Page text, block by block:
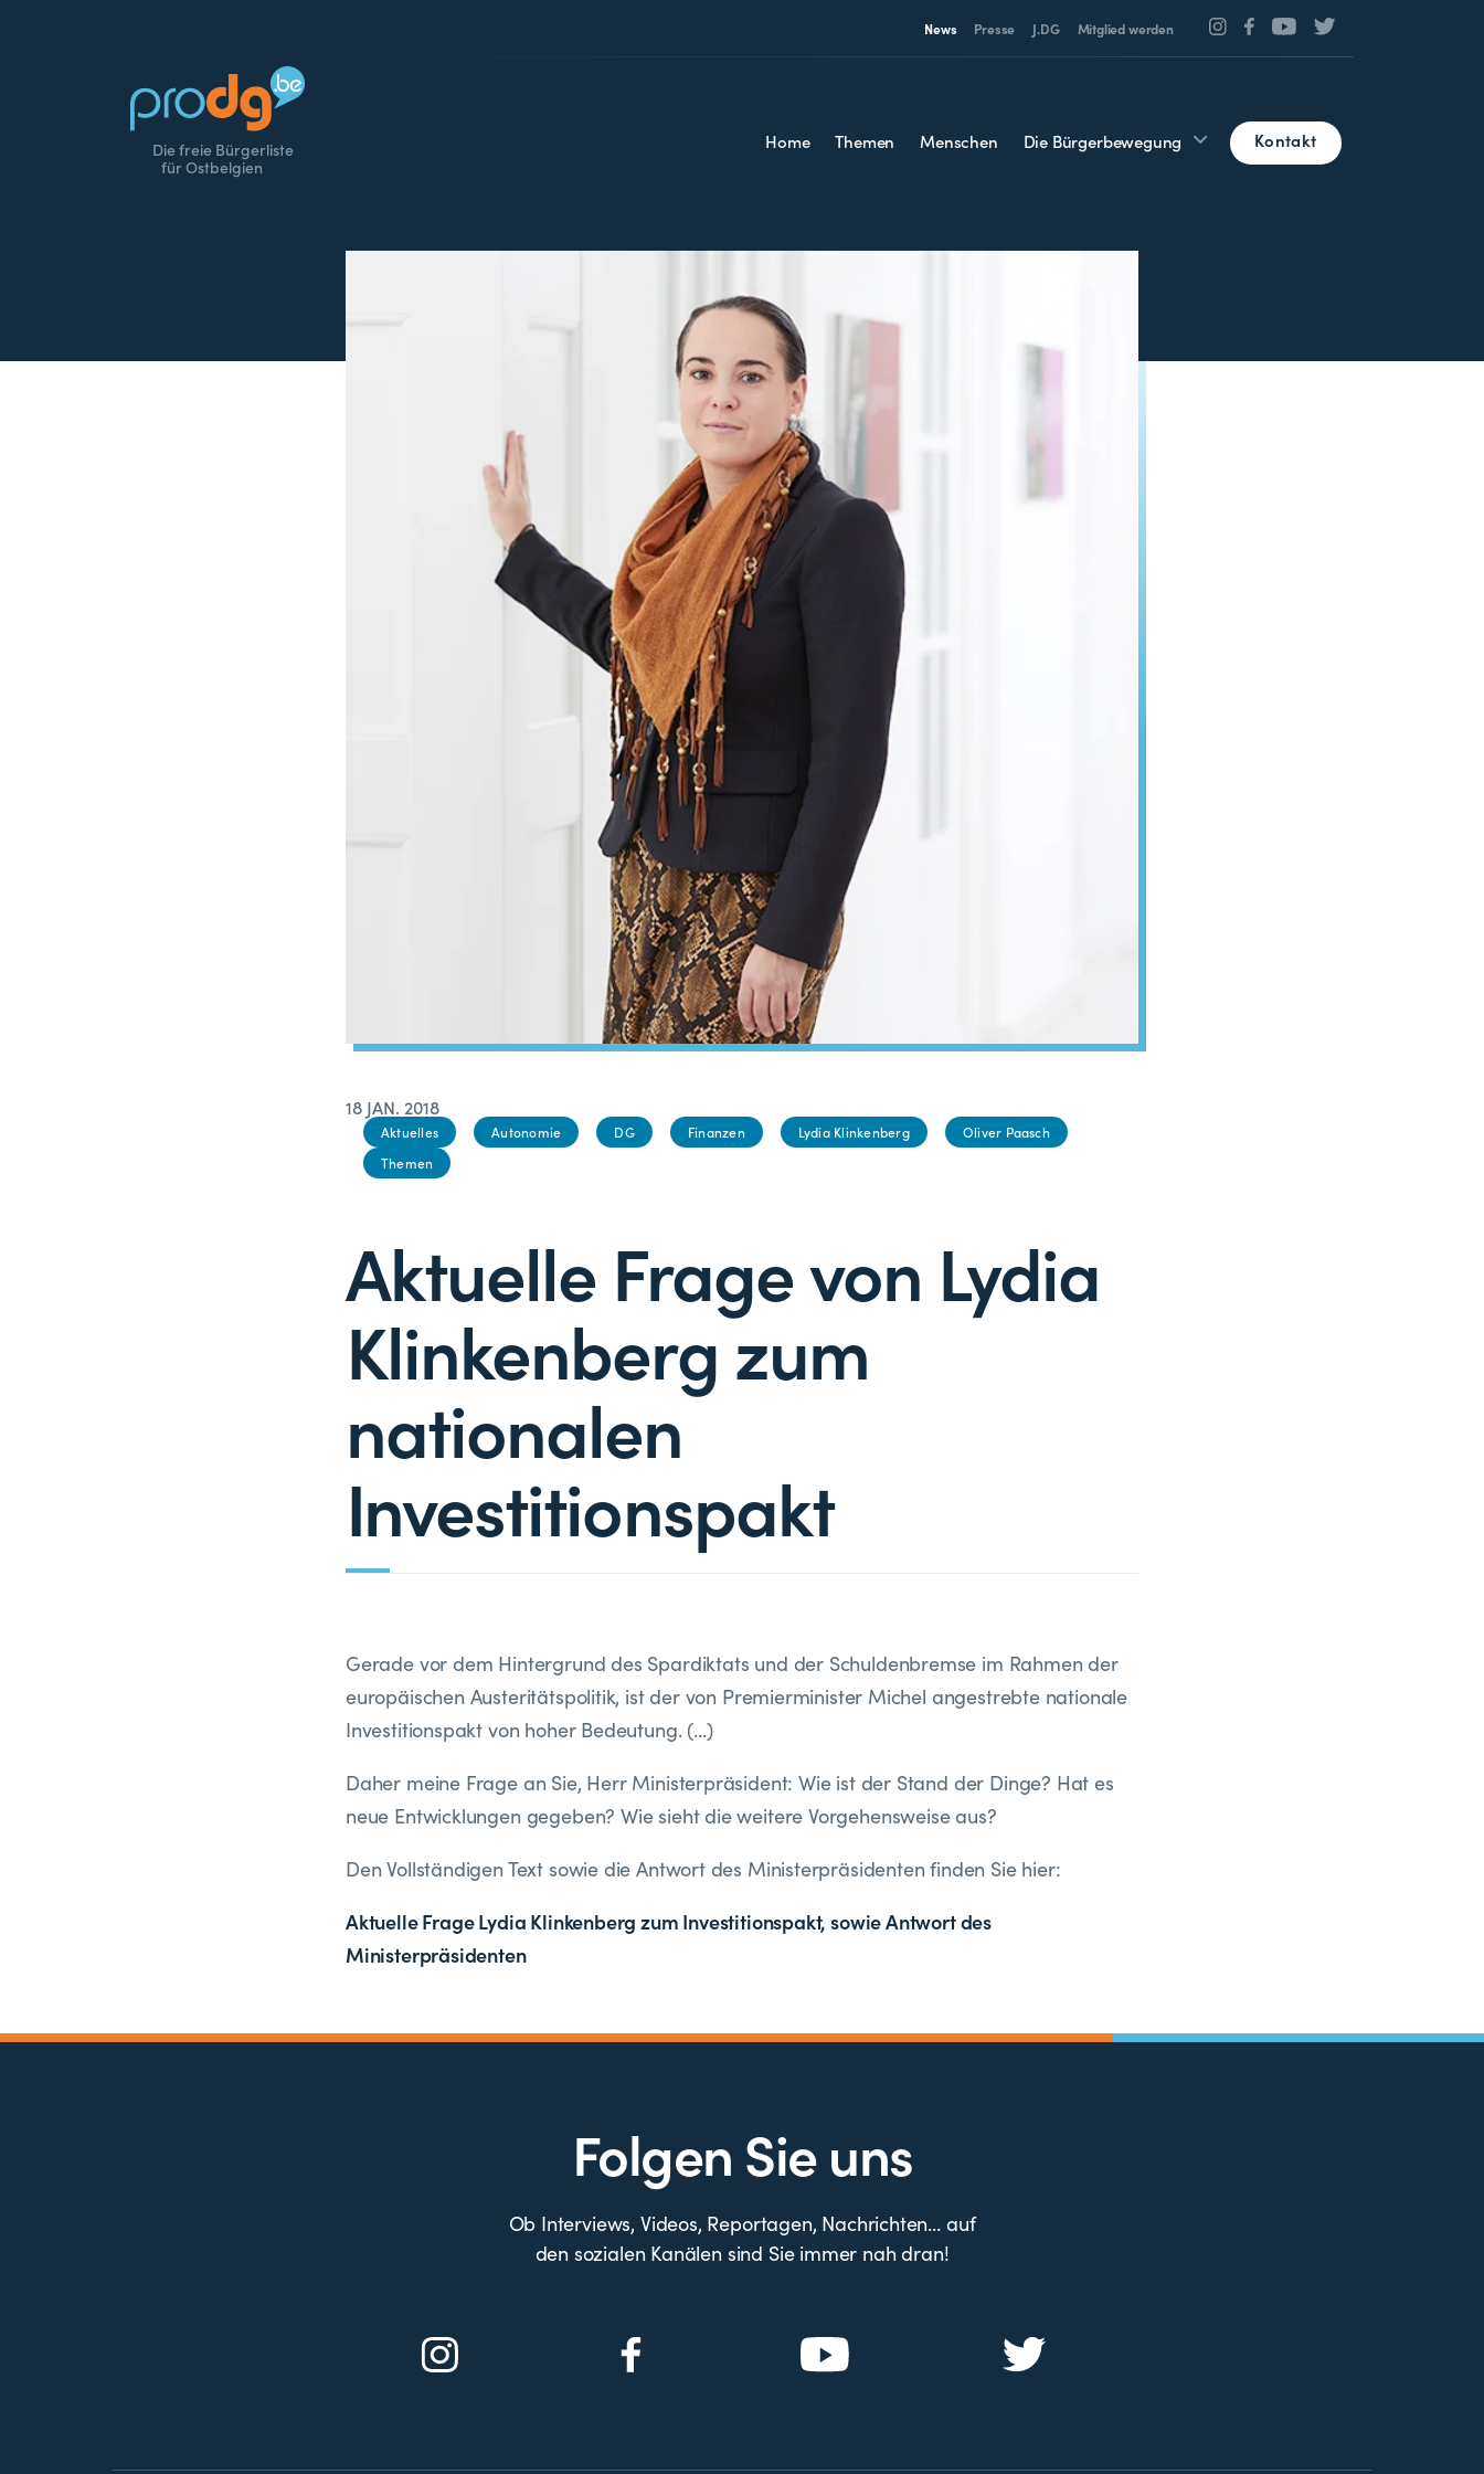
News Presse J.DG Mitglied werden
Die freie Bürgerliste
für Ostbelgien
Home Themen Menschen Die Bürgerbewegung Kontakt
18 JAN. 2018
Aktuelles Autonomie DG Finanzen Lydia Klinkenberg
Oliver Paasch
Themen
Aktuelle Frage von Lydia
Klinkenberg zum
nationalen
Investitionspakt
Gerade vor dem Hintergrund des Spardiktats und der Schuldenbremse im Rahmen der
europäischen Austeritätspolitik, ist der von Premierminister Michel angestrebte nationale
Investitionspakt von hoher Bedeutung. (…)
Daher meine Frage an Sie, Herr Ministerpräsident: Wie ist der Stand der Dinge? Hat es
neue Entwicklungen gegeben? Wie sieht die weitere Vorgehensweise aus?
Den Vollständigen Text sowie die Antwort des Ministerpräsidenten finden Sie hier:
Aktuelle Frage Lydia Klinkenberg zum Investitionspakt, sowie Antwort des
Ministerpräsidenten
Folgen Sie uns
Ob Interviews, Videos, Reportagen, Nachrichten… auf
den sozialen Kanälen sind Sie immer nah dran!